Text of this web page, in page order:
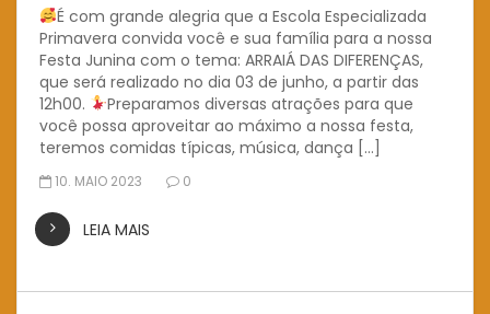
É com grande alegria que a Escola Especializada
Primavera convida você e sua família para a nossa
Festa Junina com o tema: ARRAIÁ DAS DIFERENÇAS,
que será realizado no dia 03 de junho, a partir das
12h00.
Preparamos diversas atrações para que
você possa aproveitar ao máximo a nossa festa,
teremos comidas típicas, música, dança […]
10. MAIO 2023 0
LEIA MAIS